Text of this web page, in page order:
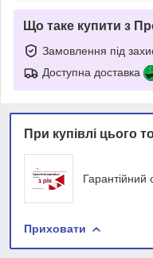
Що таке купити з
Замовлення під
Доступна доставка
При купівлі цього
Гарантійний
Приховати